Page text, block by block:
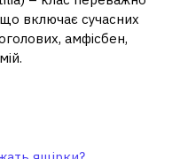
включає сучасних
амфісбен,